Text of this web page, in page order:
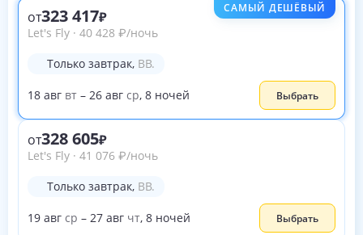
САМЫЙ ДЕШЁВЫЙ
от323 417
Let's Fly · 40 428 ₽/ночь
Только завтрак, BB.
18 авг вт – 26 авг ср, 8 ночей Выбрать
от328 605
Let's Fly · 41 076 ₽/ночь
Только завтрак, BB.
19 авг ср – 27 авг чт, 8 ночей Выбрать